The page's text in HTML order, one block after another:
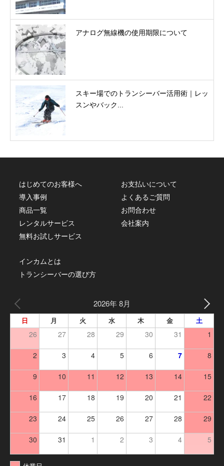
アナログ無線機の使用期限について
スキー場でのトランシーバー活用術｜レッ
スンやバック...
はじめてのお客様へ
導入事例
商品一覧
レンタルサービス
無料お試しサービス
お支払いについて
よくあるご質問
お問合わせ
会社案内
インカムとは
トランシーバーの選び方
2026年 8月
日 月 火 水 木 金 土
26 27 28 29 30 31 1
2 3 4 5 6 7 8
9 10 11 12 13 14 15
16 17 18 19 20 21 22
23 24 25 26 27 28 29
30 31 1 2 3 4 5